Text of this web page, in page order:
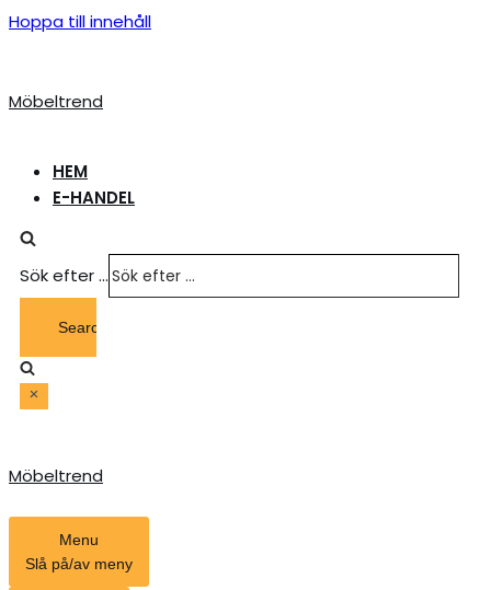
Hoppa till innehåll
Möbeltrend
HEM
E-HANDEL
Sök efter …
Möbeltrend
Menu
Slå på/av meny